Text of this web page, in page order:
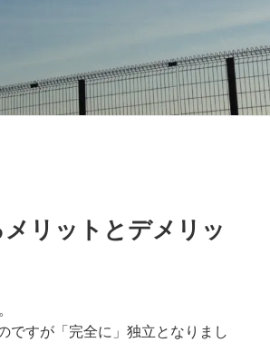
リットとデメリッ
ですが「完全に」独立となりまし